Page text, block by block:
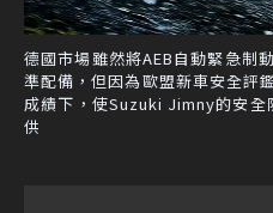
德國市場雖然將AEB自動緊急制
準配備，但因為歐盟新車安全評
成績下，使Suzuki Jimny的安
供